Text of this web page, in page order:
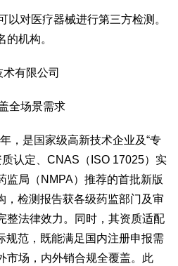
以对医疗器械进行第三方检测。
的机构。
术有限公司
全场景需求
，是国家级高新技术企业及“专
认定、CNAS（ISO 17025）实
监局（NMPA）推荐的首批新版
，检测报告获各级药监部门及审
整法律效力。同时，其资质适配
规范，既能满足国内注册申报需
市场，内外销合规全覆盖。此